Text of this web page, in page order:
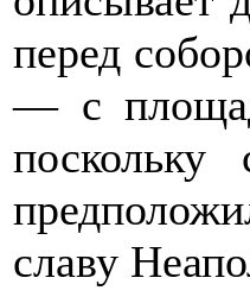
перед
— с
славу